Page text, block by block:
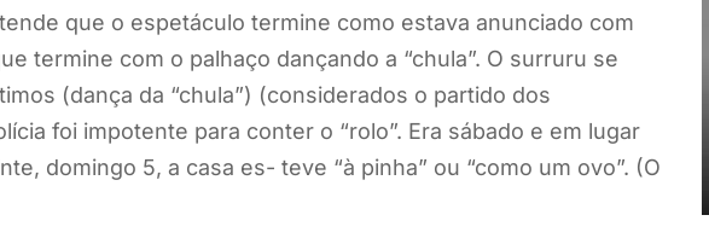
que o espetáculo termine como estava anunciado com
termine com o palhaço dançando a “chula”. O surruru se
(dança da “chula”) (considerados o partido dos
foi impotente para conter o “rolo”. Era sábado e em lugar
domingo 5, a casa es- teve “à pinha” ou “como um ovo”. (O